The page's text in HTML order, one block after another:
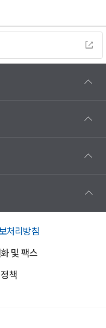
처리방침
및 팩스
책